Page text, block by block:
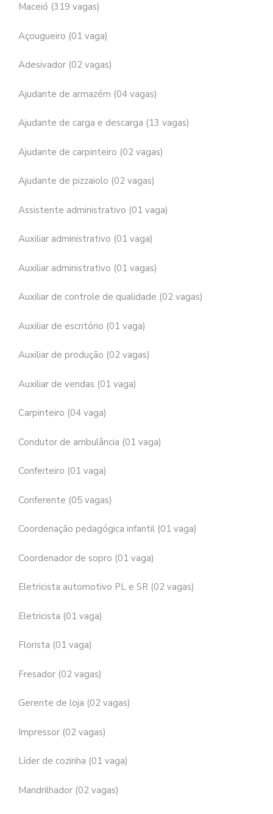
Maceió (319 vagas)
Açougueiro (01 vaga)
Adesivador (02 vagas)
Ajudante de armazém (04 vagas)
Ajudante de carga e descarga (13 vagas)
Ajudante de carpinteiro (02 vagas)
Ajudante de pizzaiolo (02 vagas)
Assistente administrativo (01 vaga)
Auxiliar administrativo (01 vaga)
Auxiliar administrativo (01 vagas)
Auxiliar de controle de qualidade (02 vagas)
Auxiliar de escritório (01 vaga)
Auxiliar de produção (02 vagas)
Auxiliar de vendas (01 vaga)
Carpinteiro (04 vaga)
Condutor de ambulância (01 vaga)
Confeiteiro (01 vaga)
Conferente (05 vagas)
Coordenação pedagógica infantil (01 vaga)
Coordenador de sopro (01 vaga)
Eletricista automotivo PL e SR (02 vagas)
Eletricista (01 vaga)
Florista (01 vaga)
Fresador (02 vagas)
Gerente de loja (02 vagas)
Impressor (02 vagas)
Líder de cozinha (01 vaga)
Mandrilhador (02 vagas)